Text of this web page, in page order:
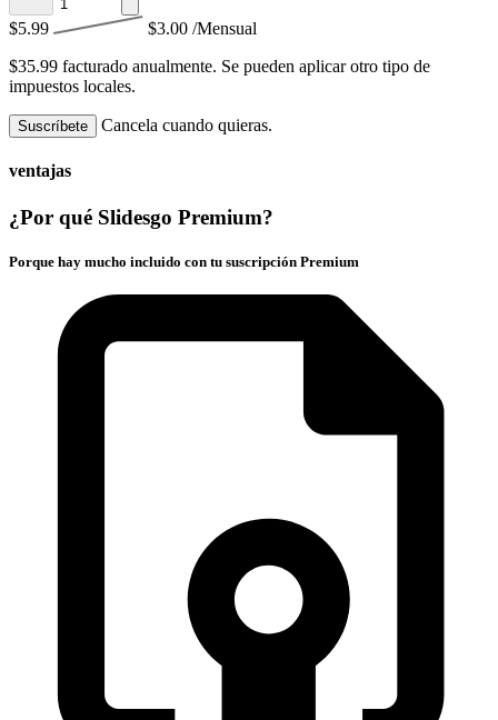
$5.99 $3.00 /Mensual
$35.99 facturado anualmente. Se pueden aplicar otro tipo de
impuestos locales.
Suscríbete Cancela cuando quieras.
ventajas
¿Por qué Slidesgo Premium?
Porque hay mucho incluido con tu suscripción Premium